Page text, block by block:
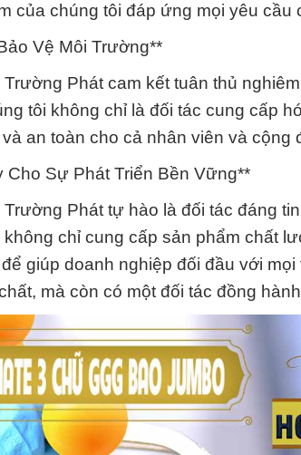
của chúng tôi đáp ứng mọi yêu cầu
Vệ Môi Trường**
Phát cam kết tuân thủ
tôi không chỉ là đối tác cung cấp
an toàn cho cả nhân viên và cộng
Sự Phát Triển Bền Vững**
Phát tự hào là đối tác đáng
chỉ cung cấp sản phẩm chất
giúp doanh nghiệp đối đầu với
mà còn có một đối tác đồng